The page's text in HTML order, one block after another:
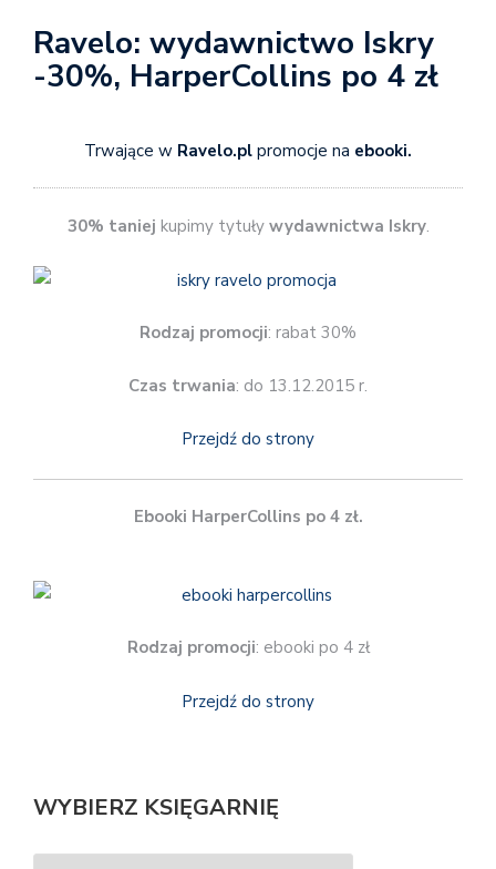
Ravelo: wydawnictwo Iskry
-30%, HarperCollins po 4 zł
Trwające w Ravelo.pl promocje na ebooki.
30% taniej kupimy tytuły wydawnictwa Iskry.
Rodzaj promocji: rabat 30%
Czas trwania: do 13.12.2015 r.
Przejdź do strony
Ebooki HarperCollins po 4 zł.
Rodzaj promocji: ebooki po 4 zł
Przejdź do strony
WYBIERZ KSIĘGARNIĘ